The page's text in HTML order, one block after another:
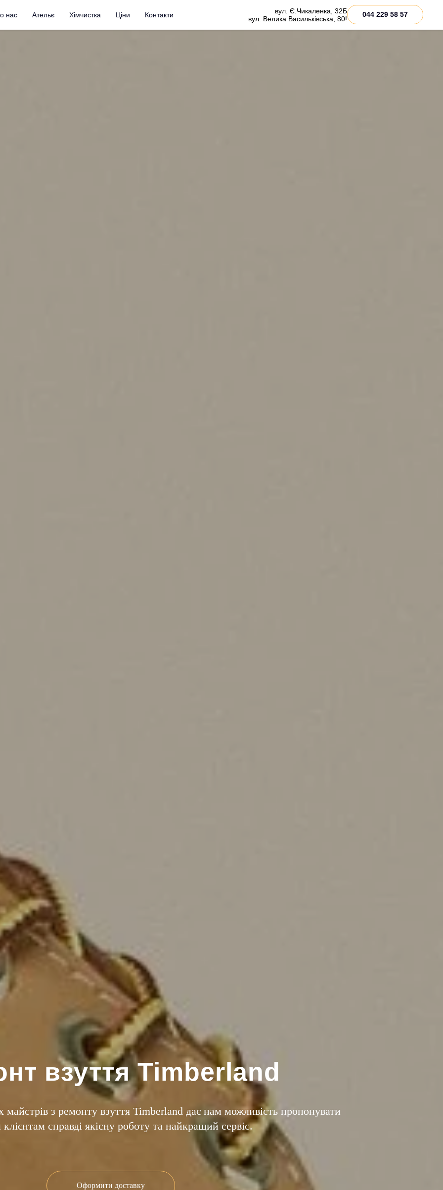
нас Ательє Хімчистка Ціни Контакти
вул. Є.Чикаленка, 32Б
вул. Велика Васильківська, 80!
044 229 58 57
взуття Timberland
з ремонту взуття Timberland дає нам можливість пропонувати
справді якісну роботу та найкращий сервіс.
Оформити доставку